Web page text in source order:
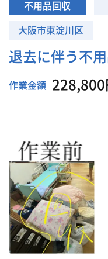
不用品回収
大阪市東淀川区
退去に伴う不
作業金額 228,800